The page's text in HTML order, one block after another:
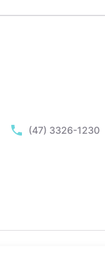
(47) 3326-1230